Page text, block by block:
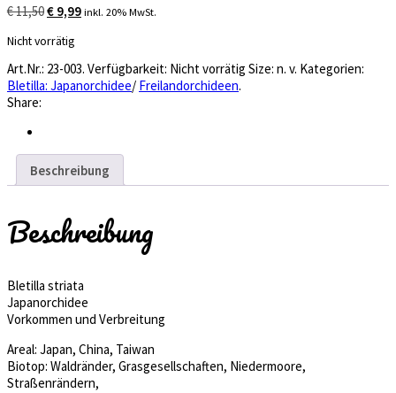
€11,50Ursprünglicher
war:
€ 11,50
€ 9,99Aktueller
€ 9,99.
inkl. 20% MwSt.
Nicht vorrätig
Art.Nr.: 23-003. Verfügbarkeit: Nicht vorrätig Size: n. v. Kategorien:
Bletilla: Japanorchidee/ Freilandorchideen.
Share:
Beschreibung
Beschreibung
Bletilla striata
Japanorchidee
Vorkommen und Verbreitung
Areal: Japan, China, Taiwan
Biotop: Waldränder, Grasgesellschaften, Niedermoore,
Straßenrändern,